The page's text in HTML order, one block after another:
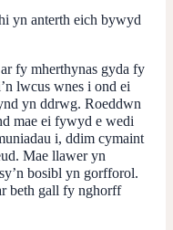
yn anterth eich bywyd
fy mherthynas gyda fy
lwcus wnes i ond ei
yn ddrwg. Roeddwn
mae ei fywyd e wedi
i, ddim cymaint
Mae llawer yn
bosibl yn gorfforol.
beth gall fy nghorff